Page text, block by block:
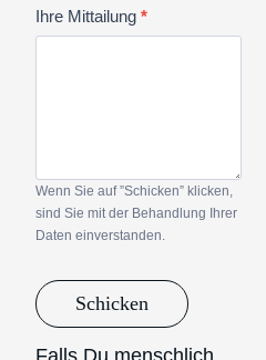
Ihre Mittailung*
Wenn Sie auf ”Schicken” klicken,
sind Sie mit der Behandlung Ihrer
Daten einverstanden.
Schicken
Falls Du menschlich